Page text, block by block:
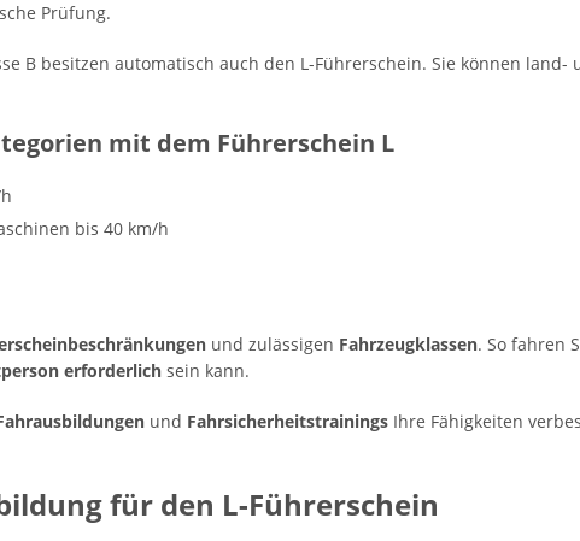
Prüfung.
B besitzen automatisch auch den L-Führerschein. Sie können
mit dem Führerschein L
bis 40 km/h
und zulässigen Fahrzeugklassen. So fahren
erforderlich sein kann.
und Fahrsicherheitstrainings Ihre Fähigkeiten
für den L-Führerschein